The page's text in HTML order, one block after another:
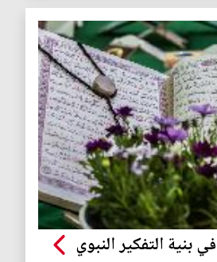
في بنية التفكير النبوي